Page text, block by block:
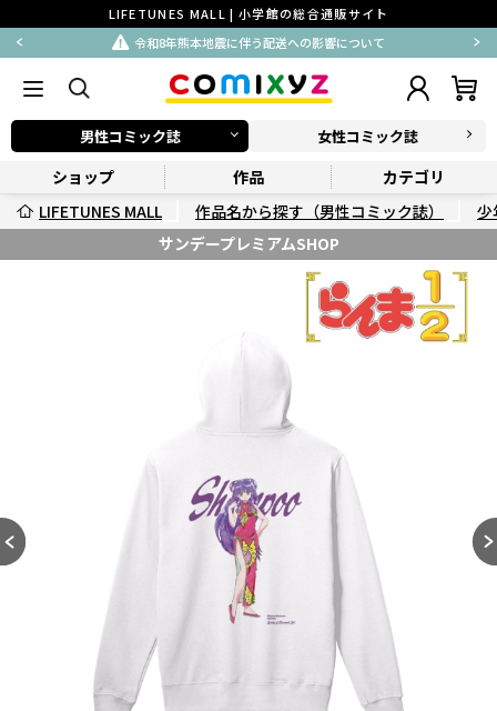
LIFETUNES MALL | 小学館の総合通販サイト
令和8年熊本地震に伴う配送への影響について
男性コミック誌 女性コミック誌
ショップ 作品
カテゴリ
LIFETUNES MALL
作品名から探す（男性コミック誌）
少
サンデープレミアムSHOP